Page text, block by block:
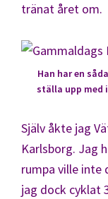
tränat året om.
Han har en
ställa upp med
Själv åkte jag
Karlsborg. Jag
rumpa ville inte
jag dock cyklat